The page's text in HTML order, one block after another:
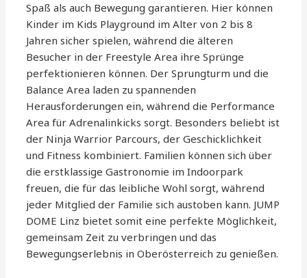
Spaß als auch Bewegung garantieren. Hier können
Kinder im Kids Playground im Alter von 2 bis 8
Jahren sicher spielen, während die älteren
Besucher in der Freestyle Area ihre Sprünge
perfektionieren können. Der Sprungturm und die
Balance Area laden zu spannenden
Herausforderungen ein, während die Performance
Area für Adrenalinkicks sorgt. Besonders beliebt ist
der Ninja Warrior Parcours, der Geschicklichkeit
und Fitness kombiniert. Familien können sich über
die erstklassige Gastronomie im Indoorpark
freuen, die für das leibliche Wohl sorgt, während
jeder Mitglied der Familie sich austoben kann. JUMP
DOME Linz bietet somit eine perfekte Möglichkeit,
gemeinsam Zeit zu verbringen und das
Bewegungserlebnis in Oberösterreich zu genießen.